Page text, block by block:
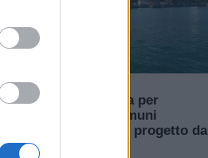
VERBANIA
Sicurezza idrica per
Verbania e i comuni
limitrofi con un progetto da
7,9 milioni